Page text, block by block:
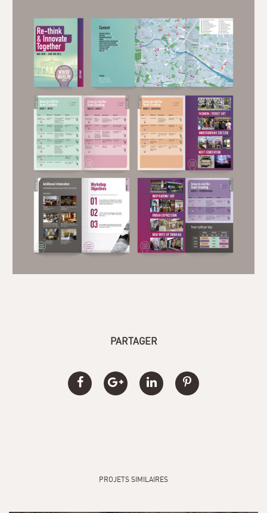
PARTAGER
PROJETS SIMILAIRES